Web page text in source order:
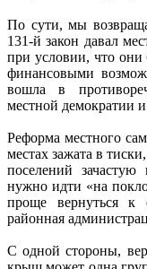
По сути, мы
131-й закон давал
при условии, что они
финансовыми
вошла в
местной демократии
Реформа местного
местах зажата в
поселений
нужно идти «на
проще вернуться к
районная
С одной стороны,